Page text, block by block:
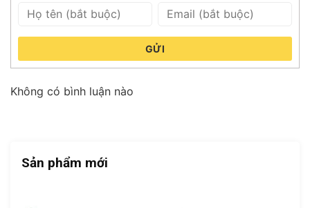
GỬI
Không có bình luận nào
Sản phẩm mới